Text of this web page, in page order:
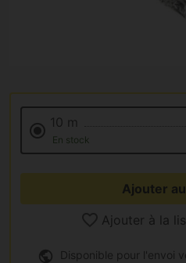
10 m
En stock
Ajouter
Ajouter à la
Disponible pour l'envoi